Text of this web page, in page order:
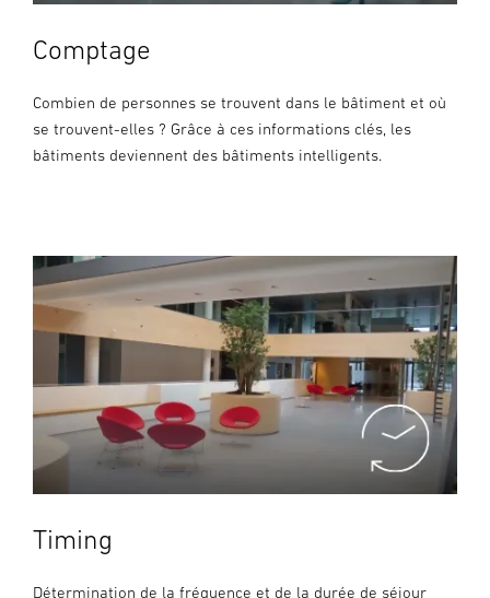
Comptage
Combien de personnes se trouvent dans le bâtiment et où
se trouvent-elles ? Grâce à ces informations clés, les
bâtiments deviennent des bâtiments intelligents.
Timing
Détermination de la fréquence et de la durée de séjour